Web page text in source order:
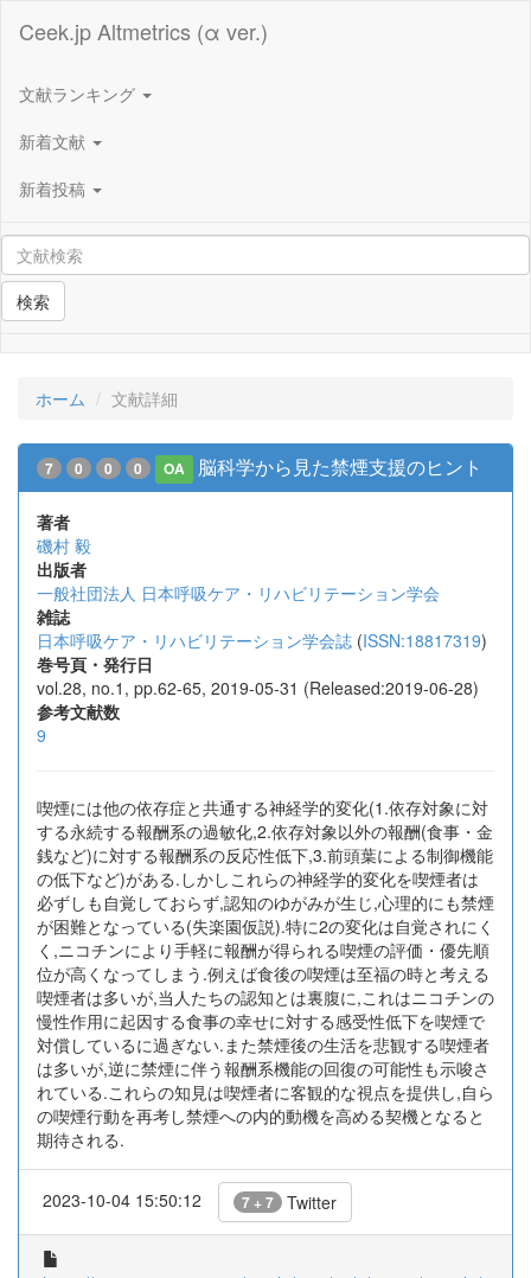
Ceek.jp Altmetrics (α ver.)
文献ランキング
新着文献
新着投稿
検索
ホーム 文献詳細
7 0 0 0 OA 脳科学から見た禁煙支援のヒント
著者
磯村 毅
出版者
一般社団法人 日本呼吸ケア・リハビリテーション学会
雑誌
日本呼吸ケア・リハビリテーション学会誌 (ISSN:18817319)
巻号頁・発行日
vol.28, no.1, pp.62-65, 2019-05-31 (Released:2019-06-28)
参考文献数
9
喫煙には他の依存症と共通する神経学的変化(1.依存対象に対
する永続する報酬系の過敏化,2.依存対象以外の報酬(食事・金
銭など)に対する報酬系の反応性低下,3.前頭葉による制御機能
の低下など)がある.しかしこれらの神経学的変化を喫煙者は
必ずしも自覚しておらず,認知のゆがみが生じ,心理的にも禁煙
が困難となっている(失楽園仮説).特に2の変化は自覚されにく
く,ニコチンにより手軽に報酬が得られる喫煙の評価・優先順
位が高くなってしまう.例えば食後の喫煙は至福の時と考える
喫煙者は多いが,当人たちの認知とは裏腹に,これはニコチンの
慢性作用に起因する食事の幸せに対する感受性低下を喫煙で
対償しているに過ぎない.また禁煙後の生活を悲観する喫煙者
は多いが,逆に禁煙に伴う報酬系機能の回復の可能性も示唆さ
れている.これらの知見は喫煙者に客観的な視点を提供し,自ら
の喫煙行動を再考し禁煙への内的動機を高める契機となると
期待される.
2023-10-04 15:50:12 7 + 7 Twitter